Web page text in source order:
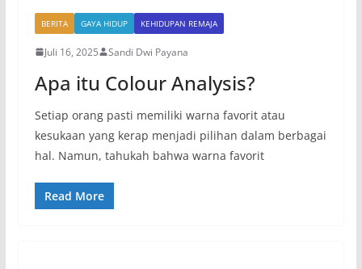
BERITA GAYA HIDUP KEHIDUPAN REMAJA
Juli 16, 2025 Sandi Dwi Payana
Apa itu Colour Analysis?
Setiap orang pasti memiliki warna favorit atau
kesukaan yang kerap menjadi pilihan dalam berbagai
hal. Namun, tahukah bahwa warna favorit
Read More